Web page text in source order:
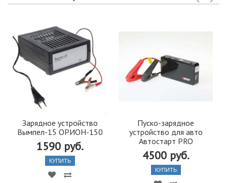
Зарядное устройство
Вымпел-15 ОРИОН-150
1590 руб.
КУПИТЬ
Пуско-зарядное
устройство для авто
Автостарт PRO
4500 руб.
КУПИТЬ